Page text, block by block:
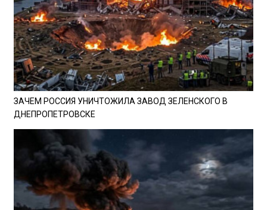
ЗАЧЕМ РОССИЯ УНИЧТОЖИЛА ЗАВОД ЗЕЛЕНСКОГО В
ДНЕПРОПЕТРОВСКЕ